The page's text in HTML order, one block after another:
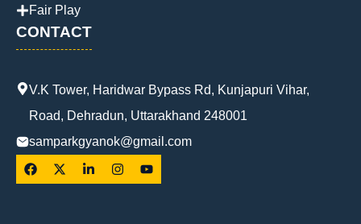
Fair Play
CONTACT
V.K Tower, Haridwar Bypass Rd, Kunjapuri Vihar,
Road, Dehradun, Uttarakhand 248001
samparkgyanok@gmail.com